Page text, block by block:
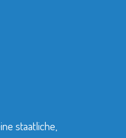
staatliche,